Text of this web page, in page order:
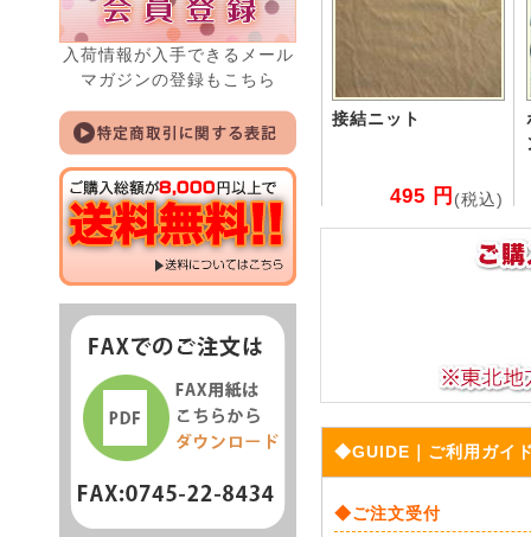
入荷情報が入手できるメール
マガジンの登録もこちら
接結ニット
495 円 (税込)
◆GUIDE｜ご利用ガイ
◆ご注文受付